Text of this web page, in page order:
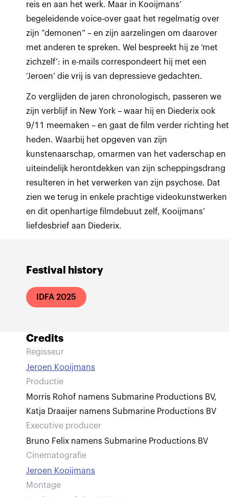
Festival history
IDFA 2025
reis en aan het werk. Maar in Kooijmans’
begeleidende voice-over gaat het regelmatig over
zijn “demonen” – en zijn aarzelingen om daarover
met anderen te spreken. Wel bespreekt hij ze ‘met
zichzelf’: in e-mails correspondeert hij met een
‘Jeroen’ die vrij is van depressieve gedachten.
Zo verglijden de jaren chronologisch, passeren we
zijn verblijf in New York – waar hij en Diederix ook
9/11 meemaken – en gaat de film verder richting het
heden. Waarbij het opgeven van zijn
kunstenaarschap, omarmen van het vaderschap en
uiteindelijk herontdekken van zijn scheppingsdrang
resulteren in het verwerken van zijn psychose. Dat
zien we terug in enkele prachtige videokunstwerken
en dit openhartige filmdebuut zelf, Kooijmans’
liefdesbrief aan Diederix.
Credits
Regisseur
Jeroen Kooijmans
Productie
Morris Rohof namens Submarine Productions BV,
Katja Draaijer namens Submarine Productions BV
Executive producer
Bruno Felix namens Submarine Productions BV
Cinematografie
Jeroen Kooijmans
Montage